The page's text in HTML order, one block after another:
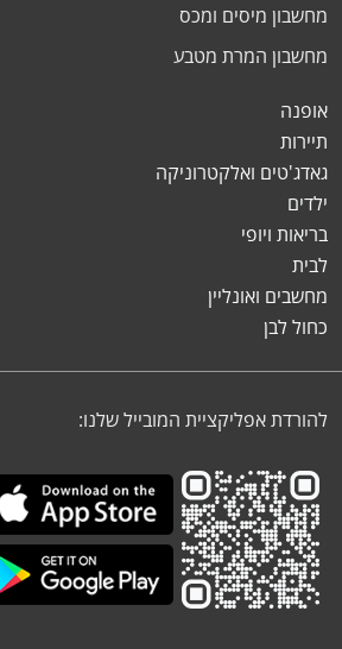
מחשבון מיסים ומכס
מחשבון המרת מטבע
אופנה
תיירות
גאדג'טים ואלקטרוניקה
ילדים
בריאות ויופי
לבית
מחשבים ואונליין
כחול לבן
להורדת אפליקציית המובייל שלנו: